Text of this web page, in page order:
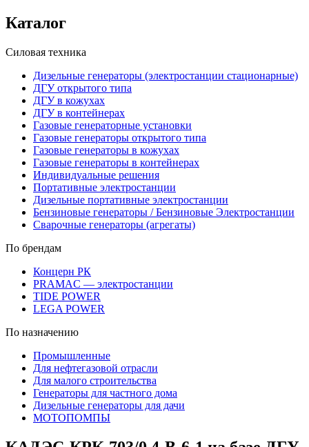
Каталог
Силовая техника
Дизельные генераторы (электростанции стационарные)
ДГУ открытого типа
ДГУ в кожухах
ДГУ в контейнерах
Газовые генераторные установки
Газовые генераторы открытого типа
Газовые генераторы в кожухах
Газовые генераторы в контейнерах
Индивидуальные решения
Портативные электростанции
Дизельные портативные электростанции
Бензиновые генераторы / Бензиновые Электростанции
Сварочные генераторы (агрегаты)
По брендам
Концерн РК
PRAMAC — электростанции
TIDE POWER
LEGA POWER
По назначению
Промышленные
Для нефтегазовой отрасли
Для малого строительства
Генераторы для частного дома
Дизельные генераторы для дачи
МОТОПОМПЫ